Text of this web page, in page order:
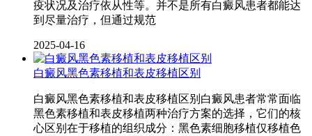
疫状况及治疗依从性等。并不是所有白癜风患者都能达
到尽量治疗，但通过规范
2025-04-16
白癜风黑色素移植和表皮移植区别
白癜风黑色素移植和表皮移植区别白癜风患者常常面临
黑色素移植和表皮移植两种治疗方案的选择，它们的核
心区别在于移植的组织成分：黑色素细胞移植仅移植色